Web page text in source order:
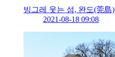
빙그레 웃는 섬, 완도(莞島)
2021-08-18 09:08